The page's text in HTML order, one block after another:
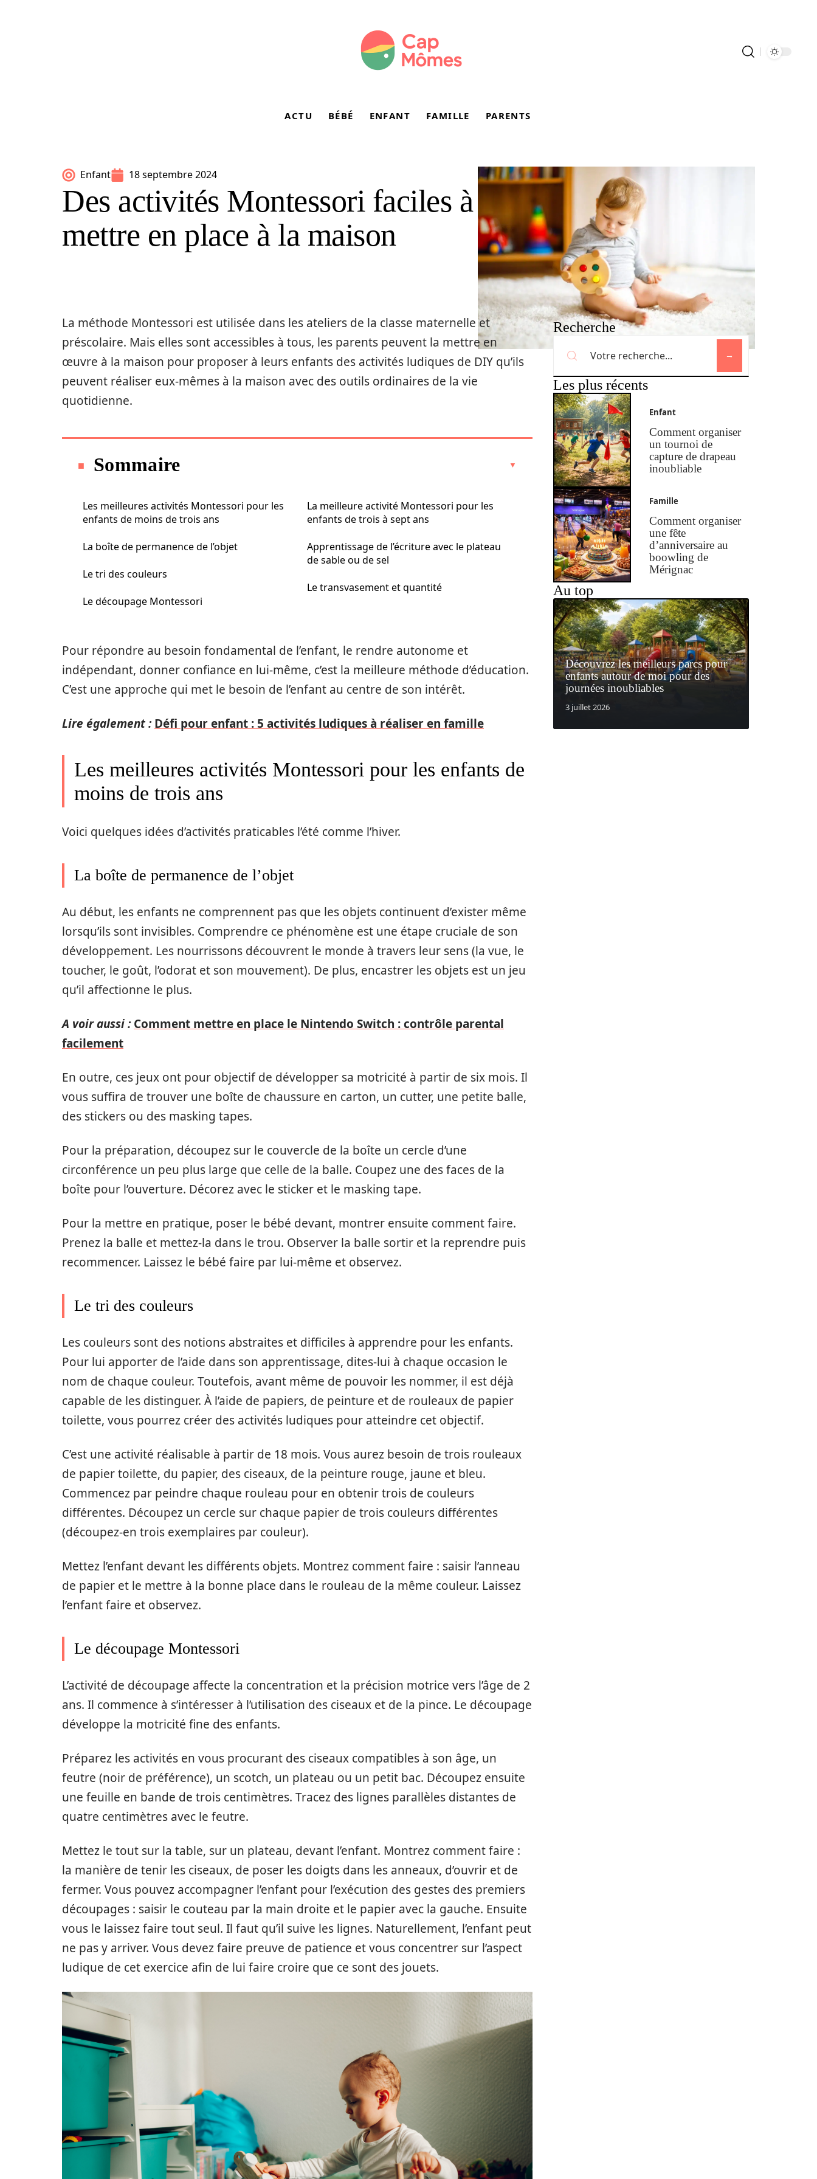
ACTU BÉBÉ ENFANT FAMILLE PARENTS
Enfant 18 septembre 2024
Des activités Montessori faciles à
mettre en place à la maison
La méthode Montessori est utilisée dans les ateliers de la classe maternelle et
préscolaire. Mais elles sont accessibles à tous, les parents peuvent la mettre en
œuvre à la maison pour proposer à leurs enfants des activités ludiques de DIY qu’ils
peuvent réaliser eux-mêmes à la maison avec des outils ordinaires de la vie
quotidienne.
Sommaire
Les meilleures activités Montessori pour les
enfants de moins de trois ans
La boîte de permanence de l’objet
Le tri des couleurs
Le découpage Montessori
La meilleure activité Montessori pour les
enfants de trois à sept ans
Apprentissage de l’écriture avec le plateau
de sable ou de sel
Le transvasement et quantité
Pour répondre au besoin fondamental de l’enfant, le rendre autonome et
indépendant, donner confiance en lui-même, c’est la meilleure méthode d’éducation.
C’est une approche qui met le besoin de l’enfant au centre de son intérêt.
Lire également : Défi pour enfant : 5 activités ludiques à réaliser en famille
Les meilleures activités Montessori pour les enfants de
moins de trois ans
Voici quelques idées d’activités praticables l’été comme l’hiver.
La boîte de permanence de l’objet
Au début, les enfants ne comprennent pas que les objets continuent d’exister même
lorsqu’ils sont invisibles. Comprendre ce phénomène est une étape cruciale de son
développement. Les nourrissons découvrent le monde à travers leur sens (la vue, le
toucher, le goût, l’odorat et son mouvement). De plus, encastrer les objets est un jeu
qu’il affectionne le plus.
A voir aussi : Comment mettre en place le Nintendo Switch : contrôle parental
facilement
En outre, ces jeux ont pour objectif de développer sa motricité à partir de six mois. Il
vous suffira de trouver une boîte de chaussure en carton, un cutter, une petite balle,
des stickers ou des masking tapes.
Pour la préparation, découpez sur le couvercle de la boîte un cercle d’une
circonférence un peu plus large que celle de la balle. Coupez une des faces de la
boîte pour l’ouverture. Décorez avec le sticker et le masking tape.
Pour la mettre en pratique, poser le bébé devant, montrer ensuite comment faire.
Prenez la balle et mettez-la dans le trou. Observer la balle sortir et la reprendre puis
recommencer. Laissez le bébé faire par lui-même et observez.
Le tri des couleurs
Les couleurs sont des notions abstraites et difficiles à apprendre pour les enfants.
Pour lui apporter de l’aide dans son apprentissage, dites-lui à chaque occasion le
nom de chaque couleur. Toutefois, avant même de pouvoir les nommer, il est déjà
capable de les distinguer. À l’aide de papiers, de peinture et de rouleaux de papier
toilette, vous pourrez créer des activités ludiques pour atteindre cet objectif.
C’est une activité réalisable à partir de 18 mois. Vous aurez besoin de trois rouleaux
de papier toilette, du papier, des ciseaux, de la peinture rouge, jaune et bleu.
Commencez par peindre chaque rouleau pour en obtenir trois de couleurs
différentes. Découpez un cercle sur chaque papier de trois couleurs différentes
(découpez-en trois exemplaires par couleur).
Mettez l’enfant devant les différents objets. Montrez comment faire : saisir l’anneau
de papier et le mettre à la bonne place dans le rouleau de la même couleur. Laissez
l’enfant faire et observez.
Le découpage Montessori
L’activité de découpage affecte la concentration et la précision motrice vers l’âge de 2
ans. Il commence à s’intéresser à l’utilisation des ciseaux et de la pince. Le découpage
développe la motricité fine des enfants.
Préparez les activités en vous procurant des ciseaux compatibles à son âge, un
feutre (noir de préférence), un scotch, un plateau ou un petit bac. Découpez ensuite
une feuille en bande de trois centimètres. Tracez des lignes parallèles distantes de
quatre centimètres avec le feutre.
Mettez le tout sur la table, sur un plateau, devant l’enfant. Montrez comment faire :
la manière de tenir les ciseaux, de poser les doigts dans les anneaux, d’ouvrir et de
fermer. Vous pouvez accompagner l’enfant pour l’exécution des gestes des premiers
découpages : saisir le couteau par la main droite et le papier avec la gauche. Ensuite
vous le laissez faire tout seul. Il faut qu’il suive les lignes. Naturellement, l’enfant peut
ne pas y arriver. Vous devez faire preuve de patience et vous concentrer sur l’aspect
ludique de cet exercice afin de lui faire croire que ce sont des jouets.
Recherche
Les plus récents
Enfant
Comment organiser
un tournoi de
capture de drapeau
inoubliable
Famille
Comment organiser
une fête
d’anniversaire au
boowling de
Mérignac
Au top
Découvrez les meilleurs parcs pour
enfants autour de moi pour des
journées inoubliables
3 juillet 2026